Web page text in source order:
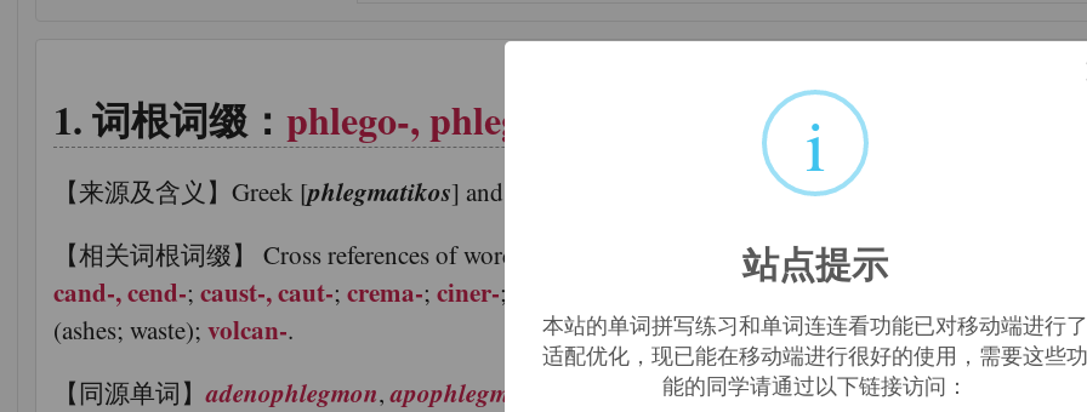
词根词缀： phlego-, phleg-
【来源及含义】Greek [phlegmatikos] and Latin [
]: heat, inflammation; burn, inflame
【相关词根词缀】 Cross references of word groups that are related, directly, indirectly, or partly to:
cand-, cend-; caust-, caut-; crema-; ciner-; focus, foci- fulg-
(ashes; waste); volcan-.
【同源单词】adenophlegmon,apophlegmatism Phlegethon,phlegethontal,phlegm ,
i
站点提示
本站的单词拼写练习和单词连连看功能已对移动端进行了
适配优化，现已能在移动端进行很好的使用，需要这些功
能的同学请通过以下链接访问：